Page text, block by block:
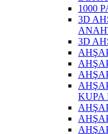
1000
3D
3D
KUPA